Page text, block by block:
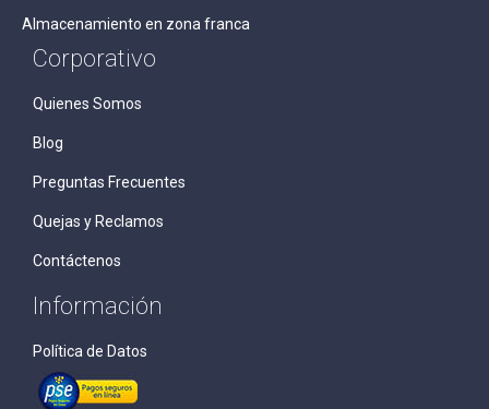
Almacenamiento en zona franca
Corporativo
Quienes Somos
Blog
Preguntas Frecuentes
Quejas y Reclamos
Contáctenos
Información
Política de Datos